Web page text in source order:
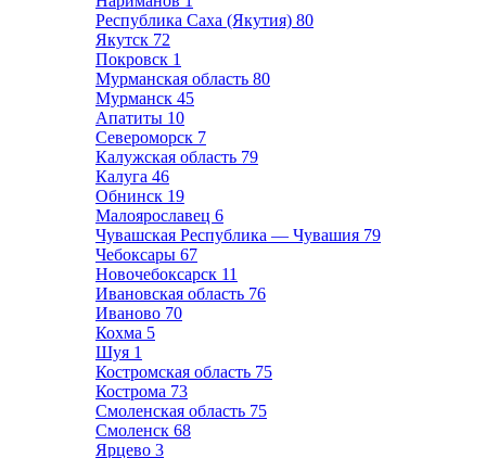
Республика Саха (Якутия) 80
Якутск 72
Покровск 1
Мурманская область 80
Мурманск 45
Апатиты 10
Североморск 7
Калужская область 79
Калуга 46
Обнинск 19
Малоярославец 6
Чувашская Республика — Чувашия 79
Чебоксары 67
Новочебоксарск 11
Ивановская область 76
Иваново 70
Кохма 5
Шуя 1
Костромская область 75
Кострома 73
Смоленская область 75
Смоленск 68
Ярцево 3